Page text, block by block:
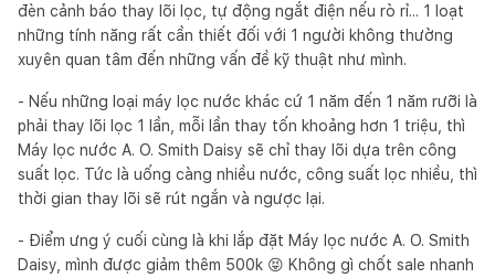
đèn cảnh báo thay lõi lọc, tự động ngắt điện nếu rò rỉ... 1 loạt
những tính năng rất cần thiết đối với 1 người không thường
xuyên quan tâm đến những vấn đề kỹ thuật như mình.
- Nếu những loại máy lọc nước khác cứ 1 năm đến 1 năm rưỡi là
phải thay lõi lọc 1 lần, mỗi lần thay tốn khoảng hơn 1 triệu, thì
Máy lọc nước A. O. Smith Daisy sẽ chỉ thay lõi dựa trên công
suất lọc. Tức là uống càng nhiều nước, công suất lọc nhiều, thì
thời gian thay lõi sẽ rút ngắn và ngược lại.
- Điểm ưng ý cuối cùng là khi lắp đặt Máy lọc nước A. O. Smith
Daisy, mình được giảm thêm 500k 😝 Không gì chốt sale nhanh